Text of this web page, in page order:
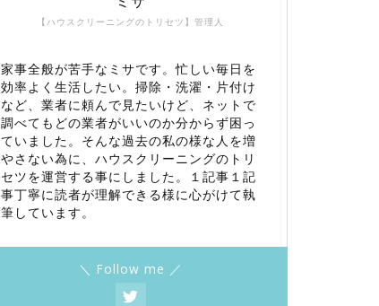
【ハウスクリーニングのトリセツ】管理人
家事全般が苦手なミサです。忙しい毎日を
効率よく生活したい。掃除・洗濯・片付け
など、業者に頼んで見たいけど、ネットで
調べてもどの業者がいいのか分からず困っ
ていました。そんな過去の私の様な人を増
やさない為に、ハウスクリーニングのトリ
セツを運営する事にしました。１記事１記
事丁寧に読者が理解できる様に心がけて執
筆しています。
＼ Follow me ／